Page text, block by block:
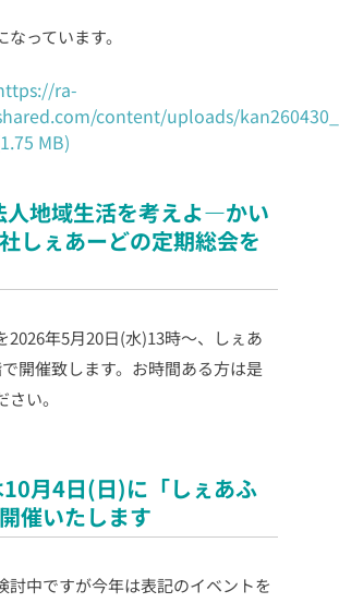
っています。
ra-
content/uploads/
地域生活を考えよ―かい
しぇあーどの定期総会を
2026年5月20日(水)13時～、しぇあ
開催致します。お時間ある方は是
い。
月4日(日)に「しぇあふ
催いたします
討中ですが今年は表記のイベントを